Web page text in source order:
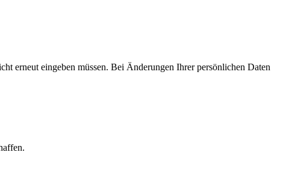
erneut eingeben müssen. Bei Änderungen Ihrer persönlichen Daten